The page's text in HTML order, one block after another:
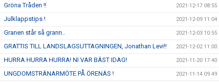
Gröna Tråden !! 2021-12-17 08:55
Julklappstips ! 2021-12-09 11:04
Granen står så grann.. 2021-12-03 10:55
GRATTIS TILL LANDSLAGSUTTAGNINGEN, Jonathan Levi!! 2021-12-02 11:00
HURRA HURRA HURRA! NI VAR BÄST IDAG! 2021-11-20 17:40
UNGDOMSTRÄNARMÖTE PÅ ÖRENÄS ! 2021-11-14 09:49